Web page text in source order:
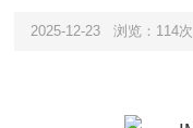
2025-12-23 浏览：114次